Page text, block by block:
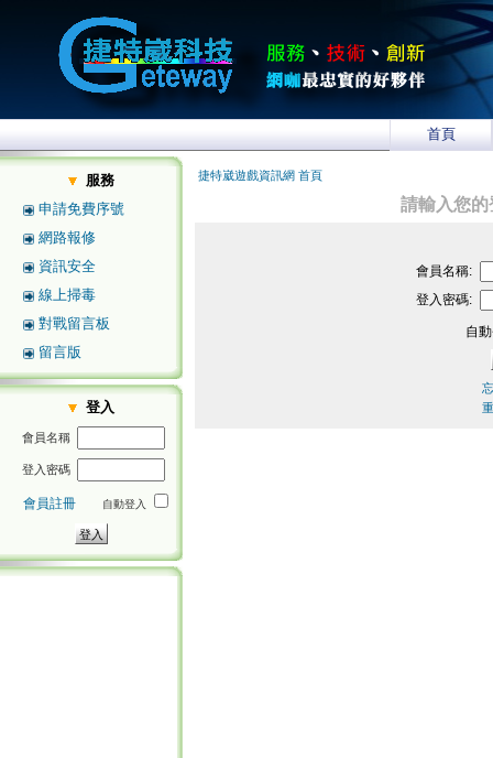
首頁
服務
申請免費序號
網路報修
資訊安全
線上掃毒
對戰留言板
留言版
登入
會員名稱
登入密碼
會員註冊 自動登入
捷特崴遊戲資訊網 首頁
請輸入您
會員名稱:
登入密碼:
自